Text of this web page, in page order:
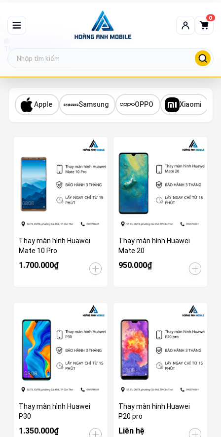
0
Thay màn hình Huawei
Apple Samsung OPPO Xiaomi
Thay màn hình Huawei
Mate 10 Pro
1.700.000₫
Thay màn hình Huawei
Mate 20
950.000₫
Thay màn hình Huawei
P30
1.350.000₫
Thay màn hình Huawei
P20 pro
Liên hệ